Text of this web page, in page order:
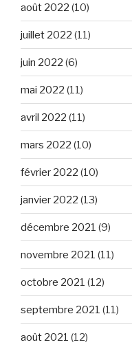
août 2022 (10)
juillet 2022 (11)
juin 2022 (6)
mai 2022 (11)
avril 2022 (11)
mars 2022 (10)
février 2022 (10)
janvier 2022 (13)
décembre 2021 (9)
novembre 2021 (11)
octobre 2021 (12)
septembre 2021 (11)
août 2021 (12)